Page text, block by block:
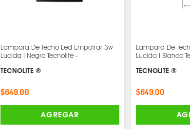
Lampara De Techo Led Empotrar 3w
Lucida I Negro Tecnolite -
TECNOLITE ®
$649.00
AGREGAR
Lampara De
Lucida I Blanco
TECNOLITE ®
$649.00